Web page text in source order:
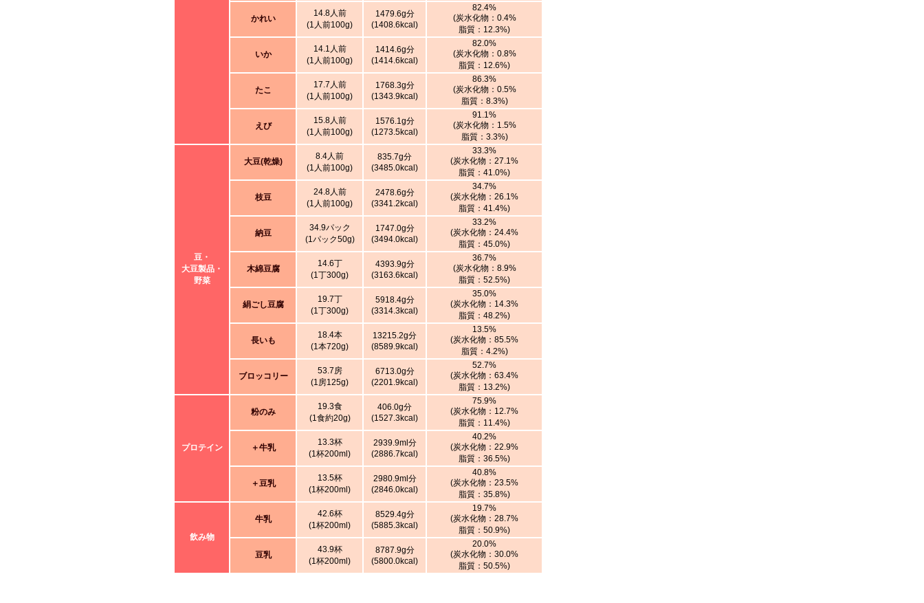
かれい
14.8人前
(1人前100g)
1479.6g分
(1408.6kcal)
82.4%
(炭水化物：0.4%
脂質：12.3%)
いか
14.1人前
(1人前100g)
1414.6g分
(1414.6kcal)
82.0%
(炭水化物：0.8%
脂質：12.6%)
たこ
17.7人前
(1人前100g)
1768.3g分
(1343.9kcal)
86.3%
(炭水化物：0.5%
脂質：8.3%)
えび
15.8人前
(1人前100g)
1576.1g分
(1273.5kcal)
91.1%
(炭水化物：1.5%
脂質：3.3%)
豆・
大豆製品・
野菜
大豆(乾燥)
8.4人前
(1人前100g)
835.7g分
(3485.0kcal)
33.3%
(炭水化物：27.1%
脂質：41.0%)
枝豆
24.8人前
(1人前100g)
2478.6g分
(3341.2kcal)
34.7%
(炭水化物：26.1%
脂質：41.4%)
納豆
34.9パック
(1パック50g)
1747.0g分
(3494.0kcal)
33.2%
(炭水化物：24.4%
脂質：45.0%)
木綿豆腐
14.6丁
(1丁300g)
4393.9g分
(3163.6kcal)
36.7%
(炭水化物：8.9%
脂質：52.5%)
絹ごし豆腐
19.7丁
(1丁300g)
5918.4g分
(3314.3kcal)
35.0%
(炭水化物：14.3%
脂質：48.2%)
長いも
18.4本
(1本720g)
13215.2g分
(8589.9kcal)
13.5%
(炭水化物：85.5%
脂質：4.2%)
ブロッコリー
53.7房
(1房125g)
6713.0g分
(2201.9kcal)
52.7%
(炭水化物：63.4%
脂質：13.2%)
プロテイン
粉のみ
19.3食
(1食約20g)
406.0g分
(1527.3kcal)
75.9%
(炭水化物：12.7%
脂質：11.4%)
＋牛乳
13.3杯
(1杯200ml)
2939.9ml分
(2886.7kcal)
40.2%
(炭水化物：22.9%
脂質：36.5%)
＋豆乳
13.5杯
(1杯200ml)
2980.9ml分
(2846.0kcal)
40.8%
(炭水化物：23.5%
脂質：35.8%)
飲み物
牛乳
42.6杯
(1杯200ml)
8529.4g分
(5885.3kcal)
19.7%
(炭水化物：28.7%
脂質：50.9%)
豆乳
43.9杯
(1杯200ml)
8787.9g分
(5800.0kcal)
20.0%
(炭水化物：30.0%
脂質：50.5%)